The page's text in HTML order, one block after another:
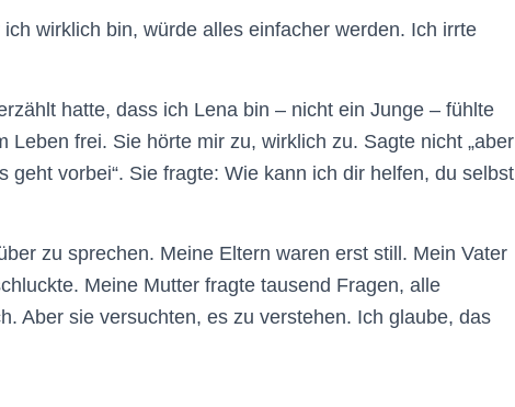
wirklich bin, würde alles einfacher werden. Ich irrte
hatte, dass ich Lena bin – nicht ein Junge – fühlte
Leben frei. Sie hörte mir zu, wirklich zu. Sagte nicht „aber
geht vorbei“. Sie fragte: Wie kann ich dir helfen, du selbst
zu sprechen. Meine Eltern waren erst still. Mein Vater
Meine Mutter fragte tausend Fragen, alle
Aber sie versuchten, es zu verstehen. Ich glaube, das